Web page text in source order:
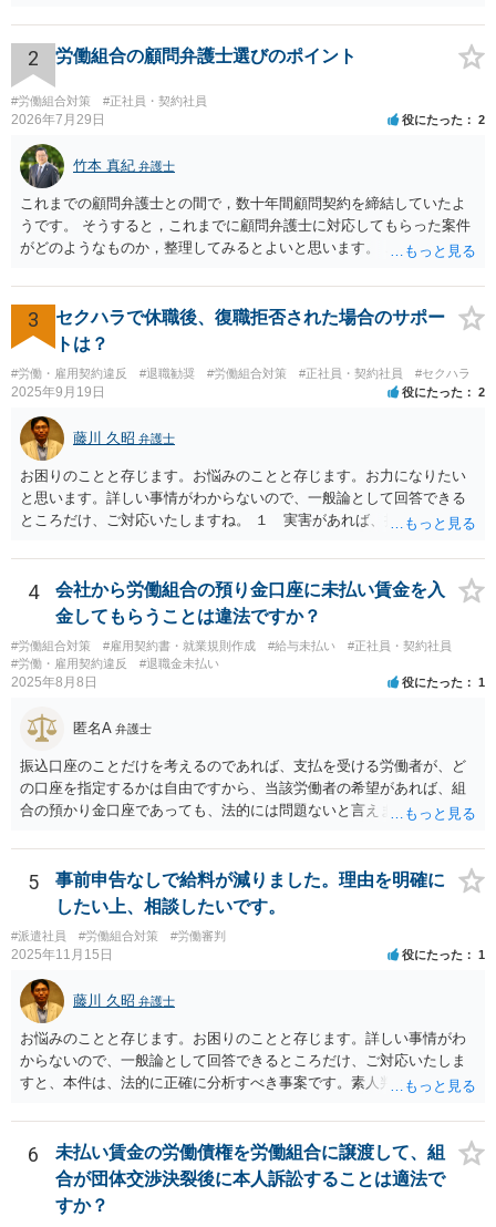
わりにする必要がある」という趣旨なのではないかと思われます。 相
続放棄したとしても、取締役である母には残された有限会社の後始末
をどうするのかという問題が残ります。 一度、司法書士や弁護士等の
専門家に相談されることをオススメ致します。
2 労働組合の顧問弁護士選びのポイント
#労働組合対策 #正社員・契約社員
2026年7月29日 役にたった 2
竹本 真紀 弁護士
これまでの顧問弁護士との間で，数十年間顧問契約を締結していたよ
うです。 そうすると，これまでに顧問弁護士に対応してもらった案件
がどのようなものか，整理してみるとよいと思います。 これにより，
事務所を比較した上で，弁護士と面談をする際，そのような案件に対
応してもらえるのかが重要だと思います。 ただ，組合員の相談内容に
ついて，分野を絞っているのか，それともどのような分野でもよいと
いうことで法律相談を依頼しているかの観点も重要です。 組合員とす
れば，相談だけではなく，できれば受任まで考えている場合も多いと
思います。 そうすると，労働組合としての相談だけではなく，基本的
に全ての分野を対象にして考える必要もあるかもしれません。 そうで
ないと，相談内容によって，対応が変わってしまうこともあると思い
ます。 組合員の相談についても，基本的に受任まで考えてもらえるこ
とができるのかも検討要素の一つかもしれません。
3
セクハラで休職後、復職拒否された場合のサポー
トは？
#労働・雇用契約違反 #退職勧奨 #労働組合対策 #正社員・契約社員 #セクハラ
2025年9月19日 役にたった 2
藤川 久昭 弁護士
お困りのことと存じます。お悩みのことと存じます。お力になりたい
と思います。詳しい事情がわからないので、一般論として回答できる
ところだけ、ご対応いたしますね。 １ 実害があれば、損害賠償請求
限らないです。損害賠償請求は可能ですが、損害との因果関係の立証
が容易ではないと思われます。客観的証拠が不可欠です。 ２ 休職期
間満了による退職・解雇について無効だと争える可能性が高いです。
法的責任をきちんと追及されたい場合には、労務管理と労働法にかな
り詳しく、上記に関係した法理等にも通じた弁護士等に相談し、法的
に正確に分析してもらい、今後の対応を検討するべきです。良い解決
4
会社から労働組合の預り金口座に未払い賃金を入
金してもらうことは違法ですか？
#労働組合対策 #雇用契約書・就業規則作成 #給与未払い
#正社員・契約社員
#労働・雇用契約違反
#退職金未払い
2025年8月8日 役にたった 1
匿名A 弁護士
振込口座のことだけを考えるのであれば、支払を受ける労働者が、ど
の口座を指定するかは自由ですから、当該労働者の希望があれば、組
合の預かり金口座であっても、法的には問題ないと言えます。 ただ
ると、場合によっては非弁の問題が生じる可能性が考えられます。
5
事前申告なしで給料が減りました。理由を明確に
したい上、相談したいです。
#派遣社員 #労働組合対策 #労働審判
2025年11月15日 役にたった 1
藤川 久昭 弁護士
お悩みのことと存じます。お困りのことと存じます。詳しい事情がわ
からないので、一般論として回答できるところだけ、ご対応いたしま
すと、本件は、法的に正確に分析すべき事案です。素人判断は大いに
しい案件です。労働組合への相談も有効です。就業規則の変更では変
更できない労働条件の場合（労働契約法１０条但書）は、労働者の同
意が必要です。この場合、真の同意がいるとされる場合も十分にあり
ます。就業規則の不利益変更問題であれば労働契約法１０条本文に基
づいて判断されます。周知性と合理性の要件の有無が問題となりま
6
未払い賃金の労働債権を労働組合に譲渡して、組
合が団体交渉決裂後に本人訴訟することは適法で
すか？